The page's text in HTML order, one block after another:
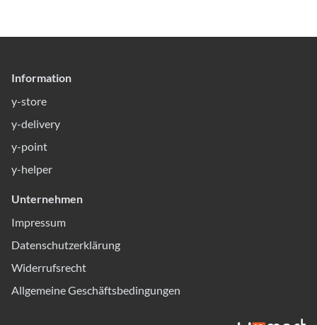
Information
y-store
y-delivery
y-point
y-helper
Unternehmen
Impressum
Datenschutzerklärung
Widerrufsrecht
Allgemeine Geschäftsbedingungen